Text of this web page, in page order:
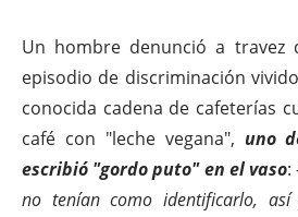
Un hombre denunció a travez
episodio de discriminación
conocida cadena de cafeterías
café con "leche vegana", uno
escribió "gordo puto" en el vaso:
no tenían como identificarlo,